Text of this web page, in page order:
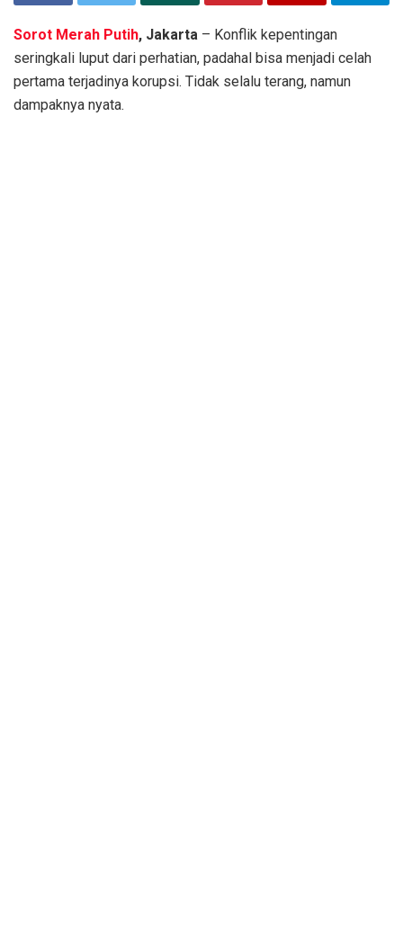
Sorot Merah Putih, Jakarta – Konflik kepentingan
seringkali luput dari perhatian, padahal bisa menjadi celah
pertama terjadinya korupsi. Tidak selalu terang, namun
dampaknya nyata.